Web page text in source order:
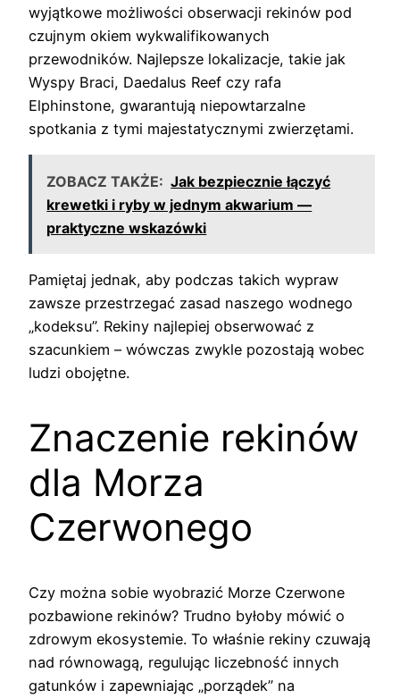
wyjątkowe możliwości obserwacji rekinów pod
czujnym okiem wykwalifikowanych
przewodników. Najlepsze lokalizacje, takie jak
Wyspy Braci, Daedalus Reef czy rafa
Elphinstone, gwarantują niepowtarzalne
spotkania z tymi majestatycznymi zwierzętami.
ZOBACZ TAKŻE: Jak bezpiecznie łączyć
krewetki i ryby w jednym akwarium —
praktyczne wskazówki
Pamiętaj jednak, aby podczas takich wypraw
zawsze przestrzegać zasad naszego wodnego
„kodeksu”. Rekiny najlepiej obserwować z
szacunkiem – wówczas zwykle pozostają wobec
ludzi obojętne.
Znaczenie rekinów
dla Morza
Czerwonego
Czy można sobie wyobrazić Morze Czerwone
pozbawione rekinów? Trudno byłoby mówić o
zdrowym ekosystemie. To właśnie rekiny czuwają
nad równowagą, regulując liczebność innych
gatunków i zapewniając „porządek” na